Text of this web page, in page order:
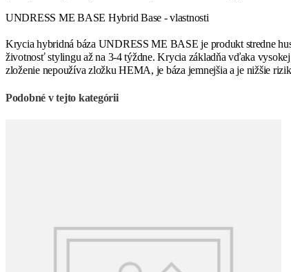
UNDRESS ME BASE Hybrid Base - vlastnosti
Krycia hybridná báza UNDRESS ME BASE je produkt stredne
životnosť stylingu až na 3-4 týždne. Krycia základňa vďaka
zloženie nepoužíva zložku HEMA, je báza jemnejšia a je nižšie
Podobné v tejto kategórii